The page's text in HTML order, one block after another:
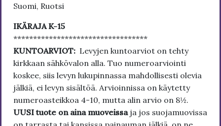
Suomi, Ruotsi
IKÄRAJA K-15
**********************************
KUNTOARVIOT: Levyjen kuntoarviot on tehty
kirkkaan sähkövalon alla. Tuo numeroarviointi
koskee, siis levyn lukupinnassa mahdollisesti olevia
jälkiä, ei levyn sisältöä. Arvioinnissa on käytetty
numeroasteikkoa 4-10, mutta alin arvio on 8½.
UUSI tuote on aina muoveissa ja jos suojamuovissa